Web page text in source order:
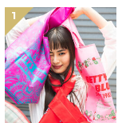
1